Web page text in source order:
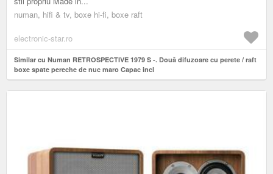
numan, hifi & tv, boxe hi-fi, boxe raft
electronic-star.ro
Similar cu Numan RETROSPECTIVE 1979 S -. Două difuzoare cu perete / raft
boxe spate pereche de nuc maro Capac incl